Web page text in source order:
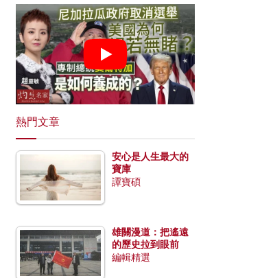
熱門文章
安心是人生最大的
寶庫
譚寶碩
雄關漫道：把遙遠
的歷史拉到眼前
編輯精選